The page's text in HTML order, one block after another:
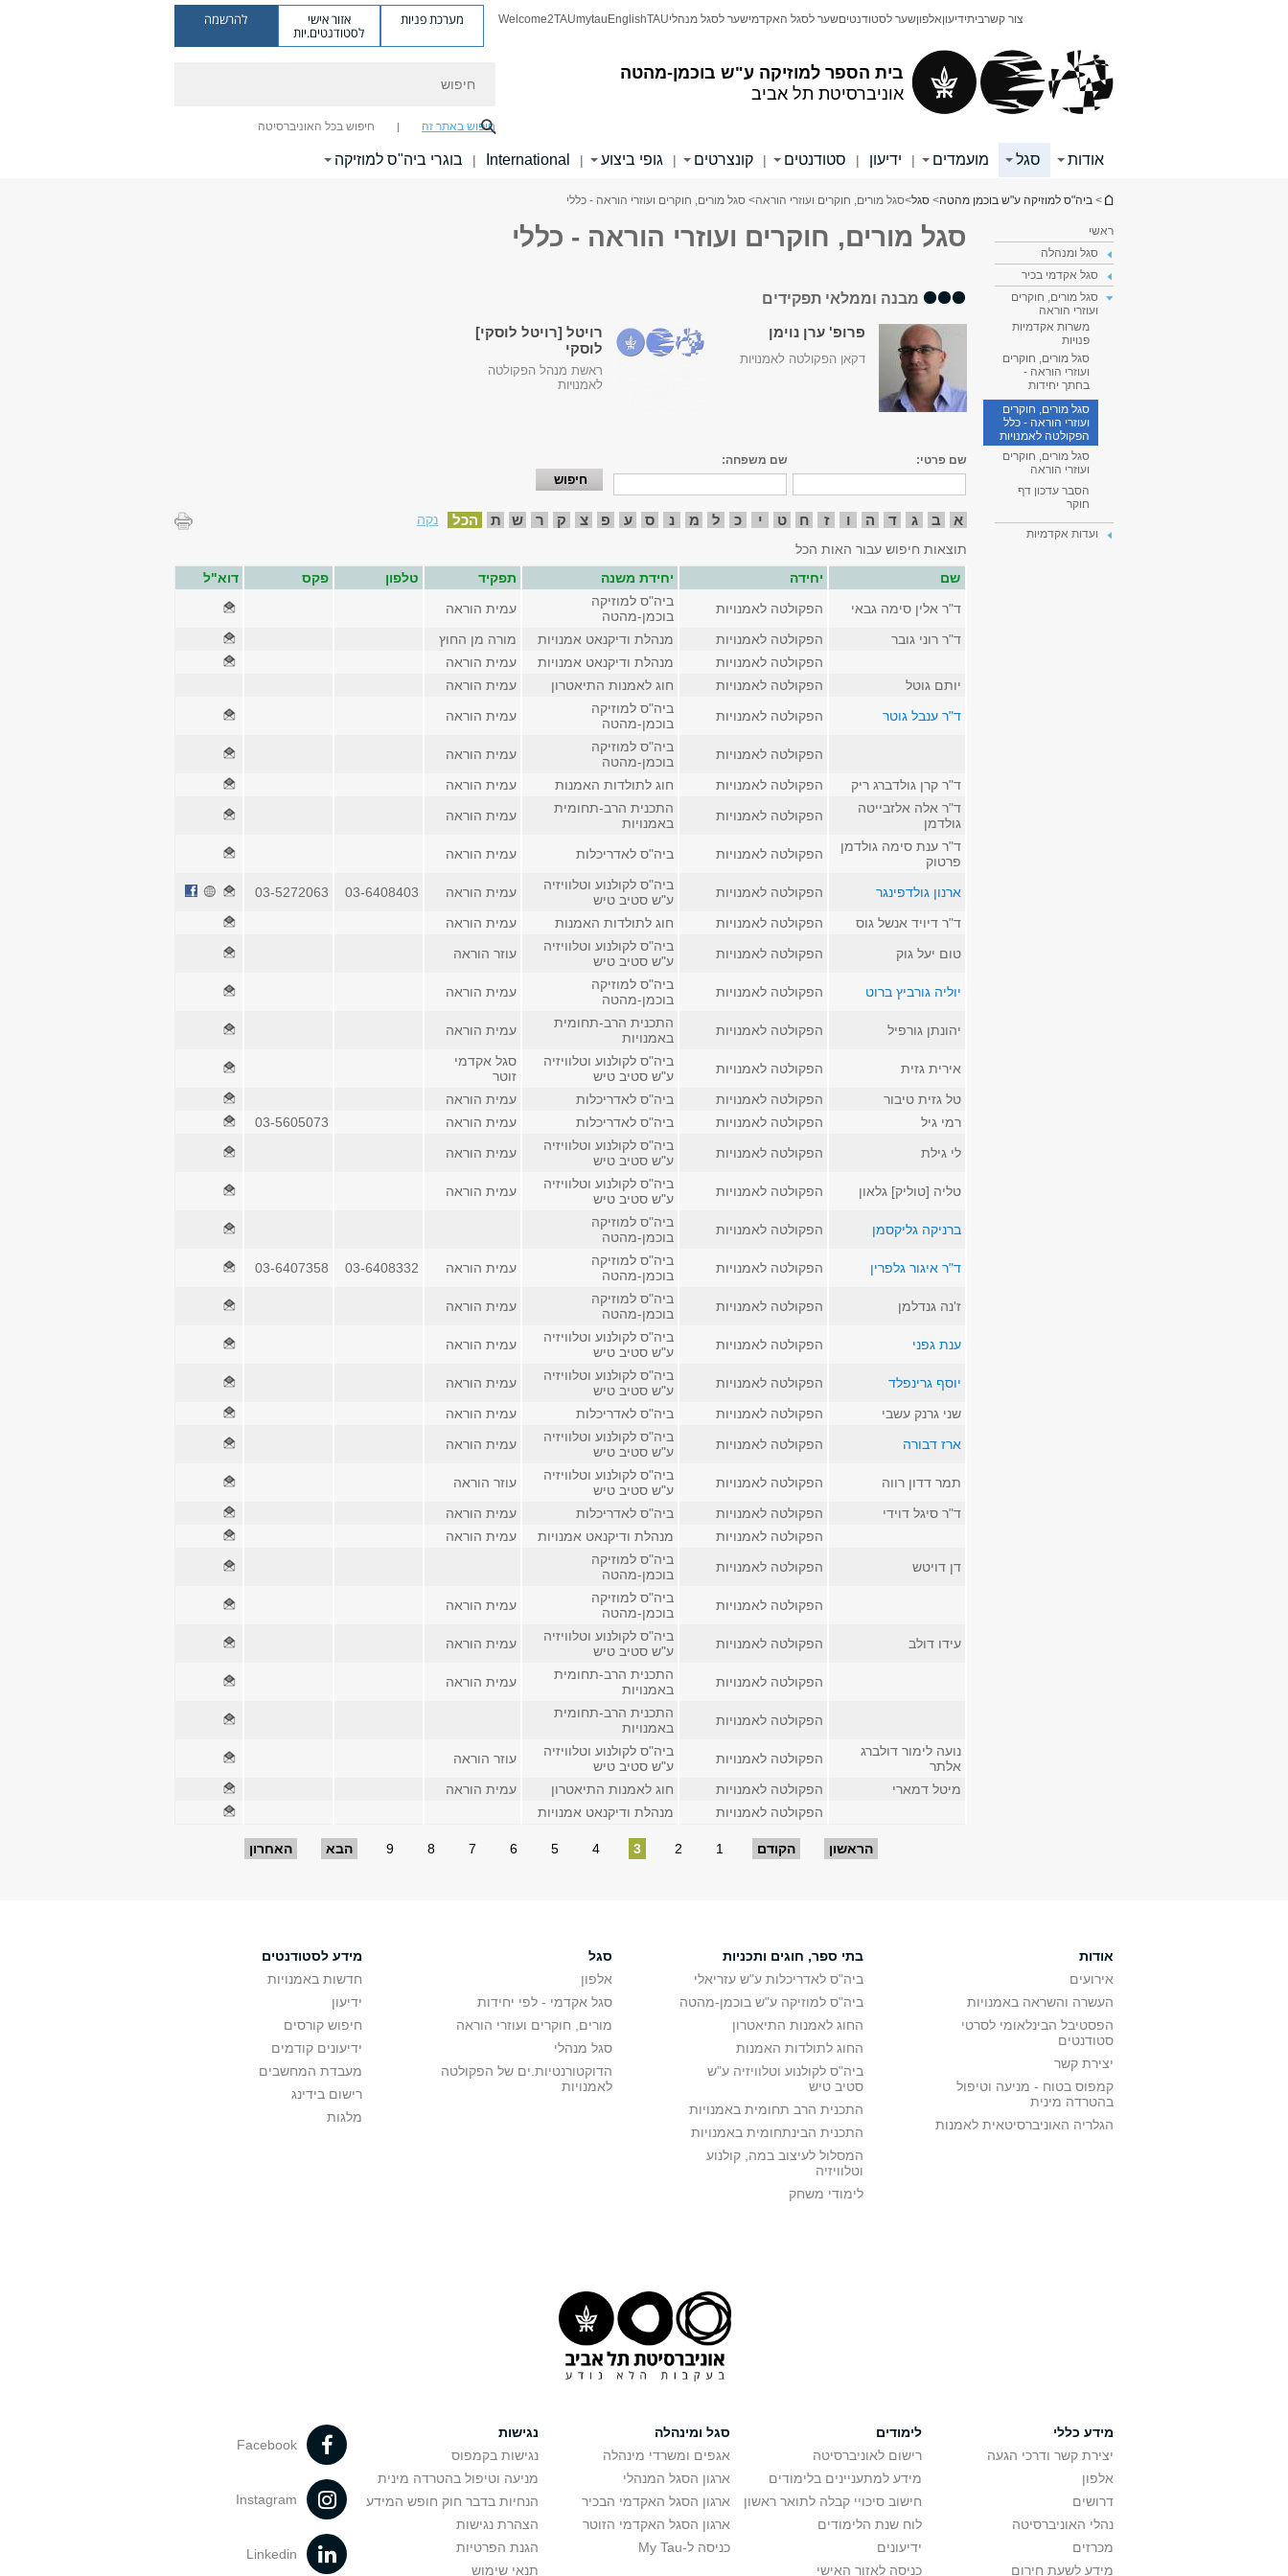
בית הספר למוזיקה ע"ש בוכמן-מהטה
אוניברסיטת תל אביב
צור קשרביתידיעוןאלפוןשער לסטודנטיםשער לסגל האקדמישער לסגל מנהליTAU
English
mytau
Welcome2TAU מערכת פניות אזור אישי
לסטודנטים.יות
להרשמה
חיפוש באתר זה חיפוש בכל האוניברסיטה
אודות סגל מועמדים | ידיעון | סטודנטים | קונצרטים | גופי ביצוע |
International
| בוגרי ביה"ס למוזיקה
הינך נמצא כאן
> ביה"ס למוזיקה ע"ש בוכמן מהטה> סגל>סגל מורים, חוקרים ועוזרי הוראה> סגל מורים, חוקרים ועוזרי הוראה - כללי
ראשי
סגל ומנהלה
סגל אקדמי בכיר
סגל מורים, חוקרים
ועוזרי הוראה
משרות אקדמיות
פנויות
סגל מורים, חוקרים
ועוזרי הוראה -
בחתך יחידות
סגל מורים, חוקרים
ועוזרי הוראה - כלל
הפקולטה לאמנויות
סגל מורים, חוקרים
ועוזרי הוראה
הסבר עדכון דף
חוקר
ועדות אקדמיות
סגל מורים, חוקרים ועוזרי הוראה - כללי
מבנה וממלאי תפקידים
פרופ' ערן נוימן
דקאן הפקולטה לאמנויות
רויטל [רויטל לוסקי]
לוסקי
ראשת מנהל הפקולטה
לאמנויות
שם פרטי: שם משפחה:
א ב ג ד ה ו ז ח ט י כ ל מ נ ס ע פ צ ק ר ש ת הכל
נקה
תוצאות חיפוש עבור האות הכל
שם
יחידה יחידת משנה תפקיד טלפון פקס
דוא"ל
ד"ר אלין סימה גבאי
הפקולטה לאמנויות
ביה"ס למוזיקה
בוכמן-מהטה
עמית הוראה
ד"ר רוני גובר
הפקולטה לאמנויות מנהלת ודיקנאט אמנויות
מורה מן החוץ
הפקולטה לאמנויות
מנהלת ודיקנאט אמנויות
עמית הוראה
יותם גוטל
הפקולטה לאמנויות חוג לאמנות התיאטרון
עמית הוראה
ד"ר ענבל גוטר
הפקולטה לאמנויות
ביה"ס למוזיקה
בוכמן-מהטה
עמית הוראה
הפקולטה לאמנויות
ביה"ס למוזיקה
בוכמן-מהטה
עמית הוראה
ד"ר קרן גולדברג ריק
הפקולטה לאמנויות חוג לתולדות האמנות
עמית הוראה
ד"ר אלה אלזבייטה
גולדמן
הפקולטה לאמנויות
התכנית הרב-תחומית
באמנויות
עמית הוראה
ד"ר ענת סימה גולדמן
פרטוק
הפקולטה לאמנויות ביה"ס לאדריכלות עמית הוראה
ארנון גולדפינגר הפקולטה לאמנויות
ביה"ס לקולנוע וטלוויזיה
ע"ש סטיב טיש
עמית הוראה 03-6408403
03-5272063
ד"ר דיויד אנשל גוס
הפקולטה לאמנויות חוג לתולדות האמנות
עמית הוראה
טום יעל גוק
הפקולטה לאמנויות
ביה"ס לקולנוע וטלוויזיה
ע"ש סטיב טיש
עוזר הוראה
יוליה גורביץ ברוט הפקולטה לאמנויות
ביה"ס למוזיקה
בוכמן-מהטה
עמית הוראה
יהונתן גורפיל הפקולטה לאמנויות
התכנית הרב-תחומית
באמנויות
עמית הוראה
אירית גזית הפקולטה לאמנויות
ביה"ס לקולנוע וטלוויזיה
ע"ש סטיב טיש
סגל אקדמי
זוטר
טל גזית טיבור
הפקולטה לאמנויות ביה"ס לאדריכלות
עמית הוראה
רמי גיל
הפקולטה לאמנויות ביה"ס לאדריכלות עמית הוראה
03-5605073
לי גילת
הפקולטה לאמנויות
ביה"ס לקולנוע וטלוויזיה
ע"ש סטיב טיש
עמית הוראה
טליה [טוליק] גלאון הפקולטה לאמנויות
ביה"ס לקולנוע וטלוויזיה
ע"ש סטיב טיש
עמית הוראה
ברניקה גליקסמן הפקולטה לאמנויות
ביה"ס למוזיקה
בוכמן-מהטה
ד"ר איגור גלפרין
הפקולטה לאמנויות
ביה"ס למוזיקה
בוכמן-מהטה
עמית הוראה 03-6408332
03-6407358
ז'נה גנדלמן הפקולטה לאמנויות
ביה"ס למוזיקה
בוכמן-מהטה
עמית הוראה
ענת גפני הפקולטה לאמנויות
ביה"ס לקולנוע וטלוויזיה
ע"ש סטיב טיש
עמית הוראה
יוסף גרינפלד הפקולטה לאמנויות
ביה"ס לקולנוע וטלוויזיה
ע"ש סטיב טיש
עמית הוראה
שני גרנק עשבי
הפקולטה לאמנויות ביה"ס לאדריכלות
עמית הוראה
ארז דבורה
הפקולטה לאמנויות
ביה"ס לקולנוע וטלוויזיה
ע"ש סטיב טיש
עמית הוראה
תמר דדון רווה הפקולטה לאמנויות
ביה"ס לקולנוע וטלוויזיה
ע"ש סטיב טיש
עוזר הוראה
ד"ר סיגל דוידי
הפקולטה לאמנויות ביה"ס לאדריכלות
עמית הוראה
הפקולטה לאמנויות
מנהלת ודיקנאט אמנויות
עמית הוראה
דן דויטש
הפקולטה לאמנויות
ביה"ס למוזיקה
בוכמן-מהטה
הפקולטה לאמנויות
ביה"ס למוזיקה
בוכמן-מהטה
עמית הוראה
עידו דולב הפקולטה לאמנויות
ביה"ס לקולנוע וטלוויזיה
ע"ש סטיב טיש
עמית הוראה
הפקולטה לאמנויות
התכנית הרב-תחומית
באמנויות
עמית הוראה
הפקולטה לאמנויות
התכנית הרב-תחומית
באמנויות
נועה לימור דולברג
אלתר
הפקולטה לאמנויות
ביה"ס לקולנוע וטלוויזיה
ע"ש סטיב טיש
עוזר הוראה
מיטל דמארי
הפקולטה לאמנויות חוג לאמנות התיאטרון
עמית הוראה
הפקולטה לאמנויות
מנהלת ודיקנאט אמנויות
הראשון הקודם 1
2
3
4
5
6
7
8
9 הבא האחרון
אודות
אירועים
העשרה והשראה באמנויות
הפסטיבל הבינלאומי לסרטי
סטודנטים
יצירת קשר
קמפוס בטוח - מניעה וטיפול
בהטרדה מינית
הגלריה האוניברסיטאית לאמנות
בתי ספר, חוגים ותכניות
ביה"ס לאדריכלות ע"ש עזריאלי
ביה"ס למוזיקה ע"ש בוכמן-מהטה
החוג לאמנות התיאטרון
החוג לתולדות האמנות
ביה"ס לקולנוע וטלוויזיה ע"ש
סטיב טיש
התכנית הרב תחומית באמנויות
התכנית הבינתחומית באמנויות
המסלול לעיצוב במה, קולנוע
וטלוויזיה
לימודי משחק
סגל
אלפון
סגל אקדמי - לפי יחידות
מורים, חוקרים ועוזרי הוראה
סגל מנהלי
הדוקטורנטיות.ים של הפקולטה
לאמנויות
מידע לסטודנטים
חדשות באמנויות
ידיעון
חיפוש קורסים
ידיעונים קודמים
מעבדת המחשבים
רישום בידינג
מלגות
מידע כללי
יצירת קשר ודרכי הגעה
אלפון
דרושים
נהלי האוניברסיטה
מכרזים
מידע לשעת חירום
לימודים
רישום לאוניברסיטה
מידע למתעניינים בלימודים
חישוב סיכויי קבלה לתואר ראשון
לוח שנת הלימודים
ידיעונים
כניסה לאזור האישי
סגל ומינהלה
אגפים ומשרדי מינהלה
ארגון הסגל המנהלי
ארגון הסגל האקדמי הבכיר
ארגון הסגל האקדמי הזוטר
כניסה ל-My Tau
נגישות
נגישות בקמפוס
מניעה וטיפול בהטרדה מינית
הנחיות בדבר חוק חופש המידע
הצהרת נגישות
הגנת הפרטיות
תנאי שימוש
Facebook
Instagram
Linkedin